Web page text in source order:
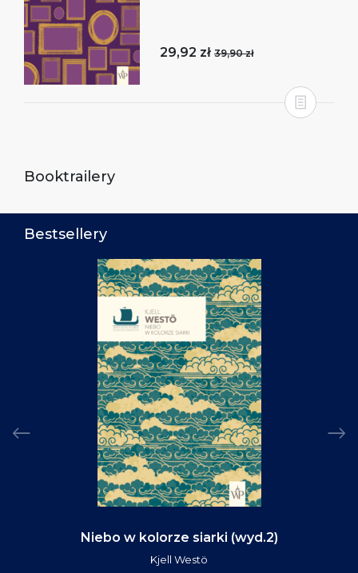
29,92 zł 39,90 zł
Booktrailery
Bestsellery
Niebo w kolorze siarki (wyd.2)
Kjell Westö